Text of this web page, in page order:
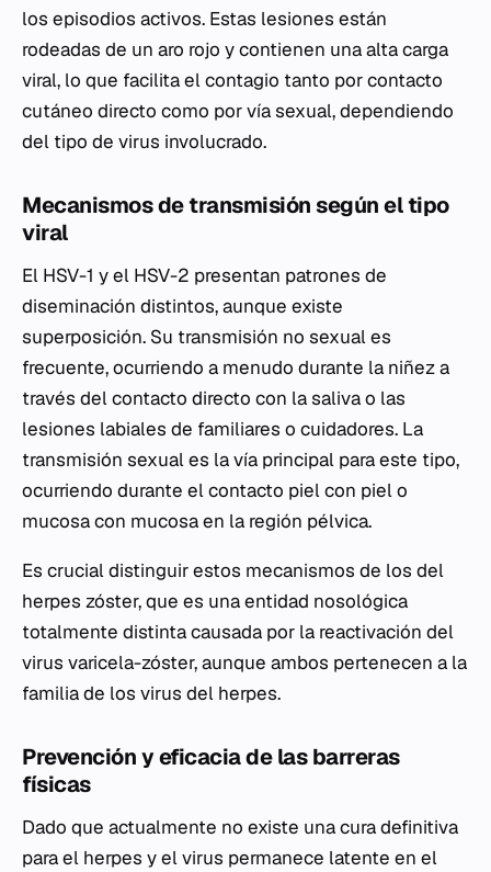
los episodios activos. Estas lesiones están
rodeadas de un aro rojo y contienen una alta carga
viral, lo que facilita el contagio tanto por contacto
cutáneo directo como por vía sexual, dependiendo
del tipo de virus involucrado.
Mecanismos de transmisión según el tipo
viral
El HSV-1 y el HSV-2 presentan patrones de
diseminación distintos, aunque existe
superposición. Su transmisión no sexual es
frecuente, ocurriendo a menudo durante la niñez a
través del contacto directo con la saliva o las
lesiones labiales de familiares o cuidadores. La
transmisión sexual es la vía principal para este tipo,
ocurriendo durante el contacto piel con piel o
mucosa con mucosa en la región pélvica.
Es crucial distinguir estos mecanismos de los del
herpes zóster, que es una entidad nosológica
totalmente distinta causada por la reactivación del
virus varicela-zóster, aunque ambos pertenecen a la
familia de los virus del herpes.
Prevención y eficacia de las barreras
físicas
Dado que actualmente no existe una cura definitiva
para el herpes y el virus permanece latente en el